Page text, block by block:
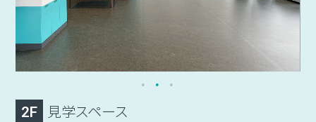
2F 見学スペース